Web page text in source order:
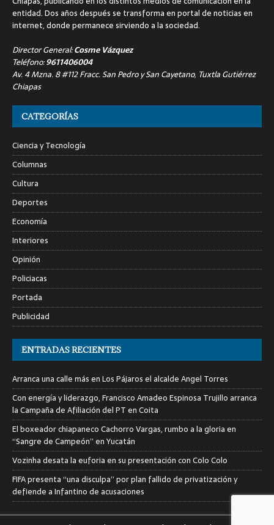
entidad. Dos años después se transforma en portal de noticias en
internet, donde permanece sirviendo a la sociedad.
Director General:Cosme Vázquez
Teléfono:9611406004
Av. 4 Mzna. 8 #112 Fracc. San Pedro y San Cayetano, Tuxtla Gutiérrez
Chiapas
CATEGORÍAS
Ciencia y Tecnología
Columnas
Cultura
Deportes
Economía
Interiores
Opinión
Policiacas
Portada
Publicidad
ENTRADAS RECIENTES
Arranca una calle más en Los Pájaros el alcalde Angel Torres
Con energía y liderazgo, Francisco Amadeo Espinosa Trujillo arranca
la Campaña de Afiliación del PT en Coita
El boxeador chiapaneco Cachorro Vargas, rumbo a la gloria en
“Sangre de Campeón” en Yucatán
Vozinha desata la euforia en su presentación con Colo Colo
FIFA presenta “una disculpa” por plan fallido de privatización y
defiende a Infantino de acusaciones